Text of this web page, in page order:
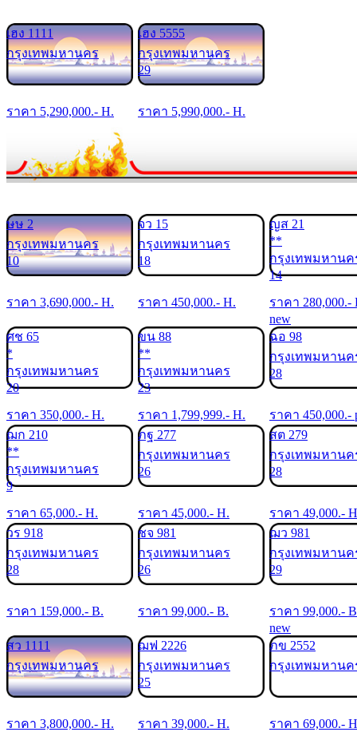
เฮง 1111
กรุงเทพมหานคร
ราคา 5,290,000.- H.
เฮง 5555
กรุงเทพมหานคร
29
ราคา 5,990,000.- H.
ษษ 2
กรุงเทพมหานคร
10
ราคา 3,690,000.- H.
จว 15
กรุงเทพมหานคร
18
ราคา 450,000.- H.
ญส 21
**
กรุงเทพมหานค
14
ราคา 280,000.-
ศช 65
*
กรุงเทพมหานคร
20
ราคา 350,000.- H.
ขน 88
**
กรุงเทพมหานคร
23
ราคา 1,799,999.- H.
new
ฉอ 98
กรุงเทพมหานค
28
ราคา 450,000.-
ฌก 210
**
กรุงเทพมหานคร
9
ราคา 65,000.- H.
ภฐ 277
กรุงเทพมหานคร
26
ราคา 45,000.- H.
สต 279
กรุงเทพมหานค
28
ราคา 49,000.-
วร 918
กรุงเทพมหานคร
28
ราคา 159,000.- B.
ชจ 981
กรุงเทพมหานคร
26
ราคา 99,000.- B.
ฌว 981
กรุงเทพมหานค
29
ราคา 99,000.-
สว 1111
กรุงเทพมหานคร
ราคา 3,800,000.- H.
ฌฟ 2226
กรุงเทพมหานคร
25
ราคา 39,000.- H.
new
ภข 2552
กรุงเทพมหานค
ราคา 69,000.-